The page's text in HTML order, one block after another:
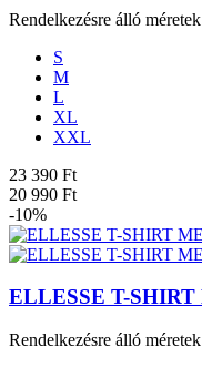
Rendelkezésre álló méretek
S
M
L
XL
XXL
23 390 Ft
20 990 Ft
-10%
ELLESSE T-
Rendelkezésre álló méretek